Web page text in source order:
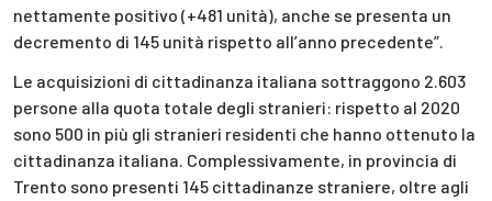
nettamente positivo (+481 unità), anche se presenta un
decremento di 145 unità rispetto all’anno precedente”.
Le acquisizioni di cittadinanza italiana sottraggono 2.603
persone alla quota totale degli stranieri: rispetto al 2020
sono 500 in più gli stranieri residenti che hanno ottenuto la
cittadinanza italiana. Complessivamente, in provincia di
Trento sono presenti 145 cittadinanze straniere, oltre agli